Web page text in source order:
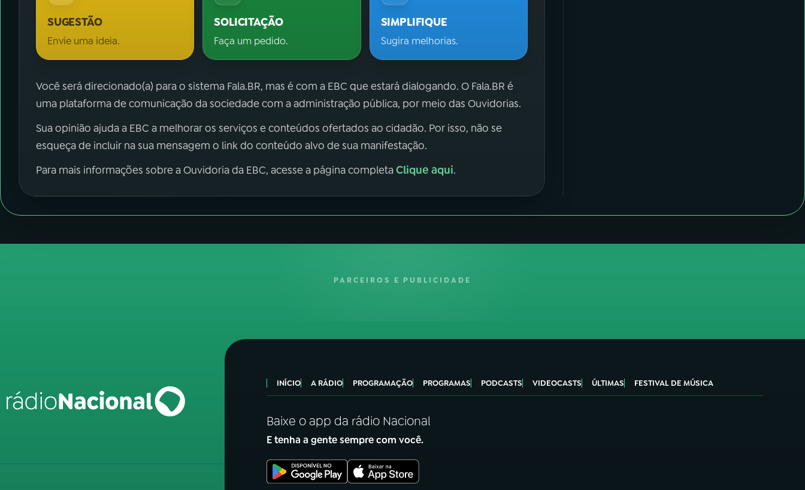
SUGESTÃO
Envie uma ideia.
SOLICITAÇÃO
Faça um pedido.
SIMPLIFIQUE
Sugira melhorias.
Você será direcionado(a) para o sistema Fala.BR, mas é com a EBC que estará dialogando. O Fala.BR é
uma plataforma de comunicação da sociedade com a administração pública, por meio das Ouvidorias.
Sua opinião ajuda a EBC a melhorar os serviços e conteúdos ofertados ao cidadão. Por isso, não se
esqueça de incluir na sua mensagem o link do conteúdo alvo de sua manifestação.
Para mais informações sobre a Ouvidoria da EBC, acesse a página completaClique aqui.
PARCEIROS E PUBLICIDADE
INÍCIO A RÁDIO PROGRAMAÇÃO PROGRAMAS PODCASTS VIDEOCASTS ÚLTIMAS FESTIVAL DE MÚSICA
Baixe o app da rádio Nacional
E tenha a gente sempre com você.